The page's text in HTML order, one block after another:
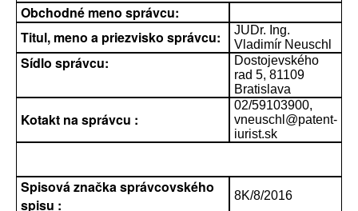
Obchodné meno správcu:
Titul, meno a priezvisko správcu:
JUDr. Ing.
Vladimír Neuschl
Sídlo správcu:
Dostojevského
rad 5, 81109
Bratislava
Kotakt na správcu :
02/59103900,
vneuschl@patent-
iurist.sk
Spisová značka správcovského
spisu :
8K/8/2016